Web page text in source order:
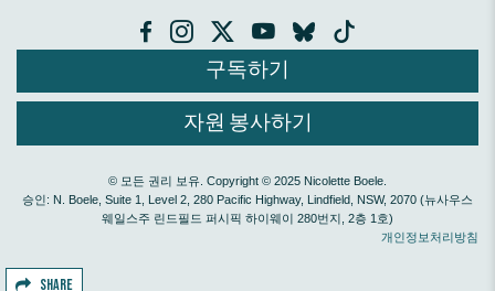
SHARE
구독하기
자원 봉사하기
© 모든 권리 보유. Copyright © 2025 Nicolette Boele.
승인: N. Boele, Suite 1, Level 2, 280 Pacific Highway, Lindfield, NSW, 2070 (뉴사우스
웨일스주 린드필드 퍼시픽 하이웨이 280번지, 2층 1호)
개인정보처리방침